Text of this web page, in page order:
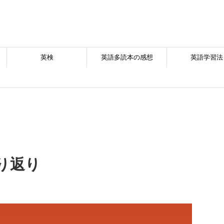
英検 英語多読本の感想 英語学習法
返り